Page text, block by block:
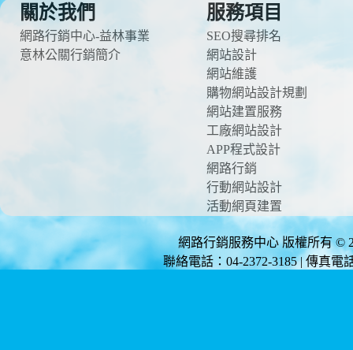
關於我們
網路行銷中心-益林事業
意林公關行銷簡介
服務項目
SEO搜尋排名
網站設計
網站維護
購物網站設計規劃
網站建置服務
工廠網站設計
APP程式設計
網路行銷
行動網站設計
活動網頁建置
網路行銷服務中心 版權所有 ©
聯絡電話：04-2372-3185 | 傳真電